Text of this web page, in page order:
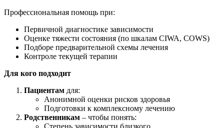
Профессиональная помощь при:
Первичной диагностике зависимости
Оценке тяжести состояния (по шкалам CIWA, COWS)
Подборе предварительной схемы лечения
Контроле текущей терапии
Для кого подходит
Пациентам для:
Анонимной оценки рисков здоровья
Подготовки к комплексному лечению
Родственникам – чтобы понять:
Степень зависимости близкого